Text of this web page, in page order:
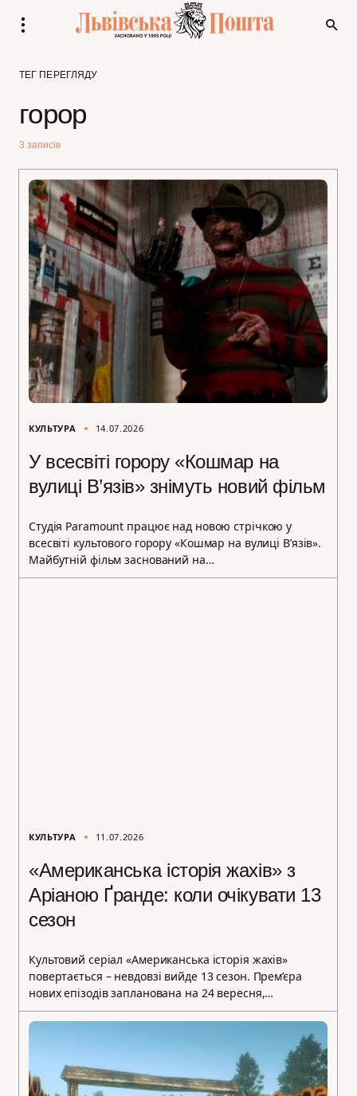
ТЕГ ПЕРЕГЛЯДУ
горор
3 записів
КУЛЬТУРА 14.07.2026
У всесвіті горору «Кошмар на
вулиці В’язів» знімуть новий фільм
Студія Paramount працює над новою стрічкою у
всесвіті культового горору «Кошмар на вулиці В’язів».
Майбутній фільм заснований на…
КУЛЬТУРА 11.07.2026
«Американська історія жахів» з
Аріаною Ґранде: коли очікувати 13
сезон
Культовий серіал «Американська історія жахів»
повертається – невдовзі вийде 13 сезон. Прем’єра
нових епізодів запланована на 24 вересня,…